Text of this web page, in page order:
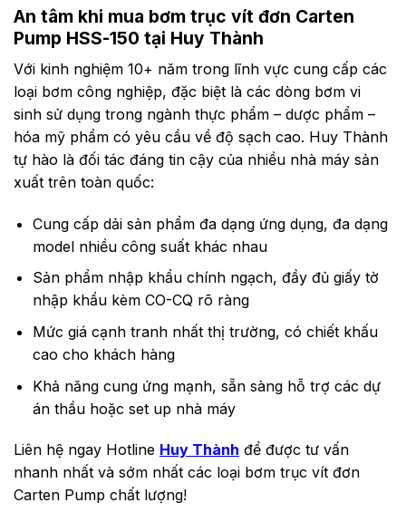
SPEED
(RPM)
INLET/OUTLET
(MM)
960
32
2.2
0 –
960
38
960
51
3.0
0 –
960
51
2.2
–
100
–
720
51
7
3.0
5.5
–
720
51
90
12.0
7
4.0
– 7.5
100
–
720
89
HSS-
100
14.0
7
4.0
– 7.5
100
–
720
89
HSS-
110
30.0
7
7.5 –
11.0
100
–
720
101
HSS-
120
42.0
7
7.5 –
11.0
100
–
720
127
HSS-
150
60.0
7
11.0
–
15.0
100
–
720
152
An tâm khi mua bơm trục vít đơn Carten
Pump HSS-150 tại Huy Thành
Với kinh nghiệm 10+ năm trong lĩnh vực cung cấp các
loại bơm công nghiệp, đặc biệt là các dòng bơm vi
sinh sử dụng trong ngành thực phẩm – dược phẩm –
hóa mỹ phẩm có yêu cầu về độ sạch cao. Huy Thành
tự hào là đối tác đáng tin cậy của nhiều nhà máy sản
xuất trên toàn quốc:
Cung cấp dải sản phẩm đa dạng ứng dụng, đa dạng
model nhiều công suất khác nhau
Sản phẩm nhập khẩu chính ngạch, đầy đủ giấy tờ
nhập khẩu kèm CO-CQ rõ ràng
Mức giá cạnh tranh nhất thị trường, có chiết khấu
cao cho khách hàng
Khả năng cung ứng mạnh, sẵn sàng hỗ trợ các dự
án thầu hoặc set up nhà máy
Liên hệ ngay Hotline Huy Thành để được tư vấn
nhanh nhất và sớm nhất các loại bơm trục vít đơn
Carten Pump chất lượng!